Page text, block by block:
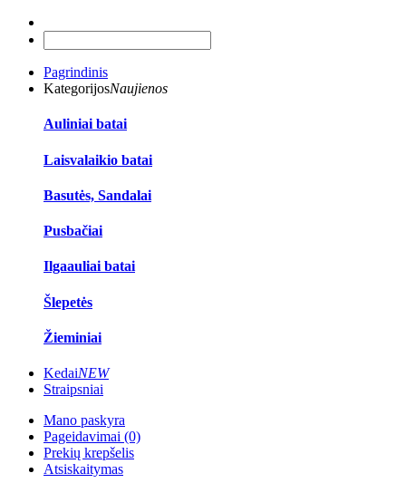
Pagrindinis
KategorijosNaujienos
Auliniai batai
Laisvalaikio batai
Basutės, Sandalai
Pusbačiai
Ilgaauliai batai
Šlepetės
Žieminiai
KedaiNEW
Straipsniai
Mano paskyra
Pageidavimai (0)
Prekių krepšelis
Atsiskaitymas